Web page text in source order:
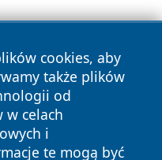
cookies, aby
także plików
od
w celach
i
te mogą być
Wszystkie prawa